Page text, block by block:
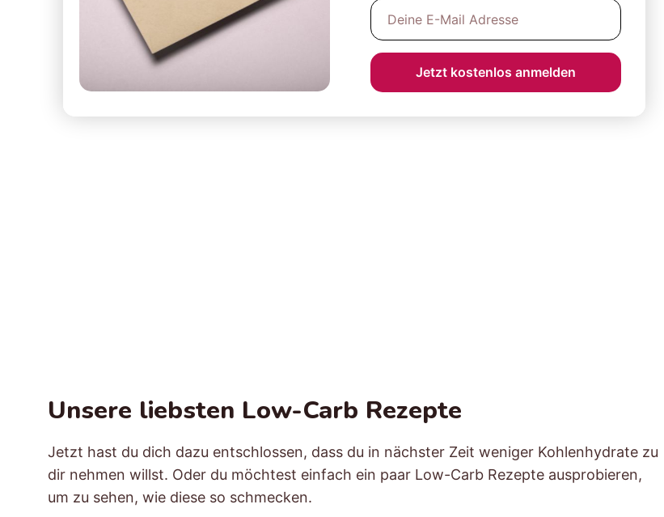
Jetzt kostenlos anmelden
Unsere liebsten Low-Carb Rezepte
Jetzt hast du dich dazu entschlossen, dass du in nächster Zeit weniger Kohlenhydrate zu
dir nehmen willst. Oder du möchtest einfach ein paar Low-Carb Rezepte ausprobieren,
um zu sehen, wie diese so schmecken.